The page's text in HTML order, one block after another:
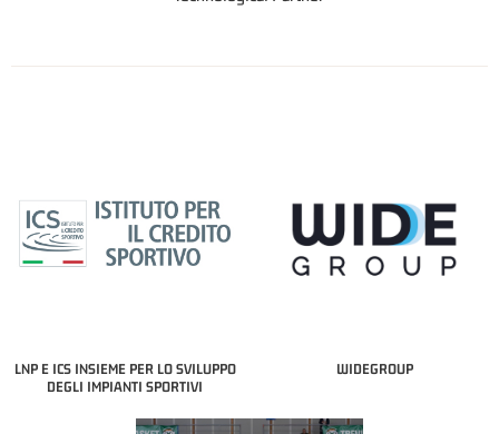
LNP E ICS INSIEME PER LO SVILUPPO
DEGLI IMPIANTI SPORTIVI
WIDEGROUP